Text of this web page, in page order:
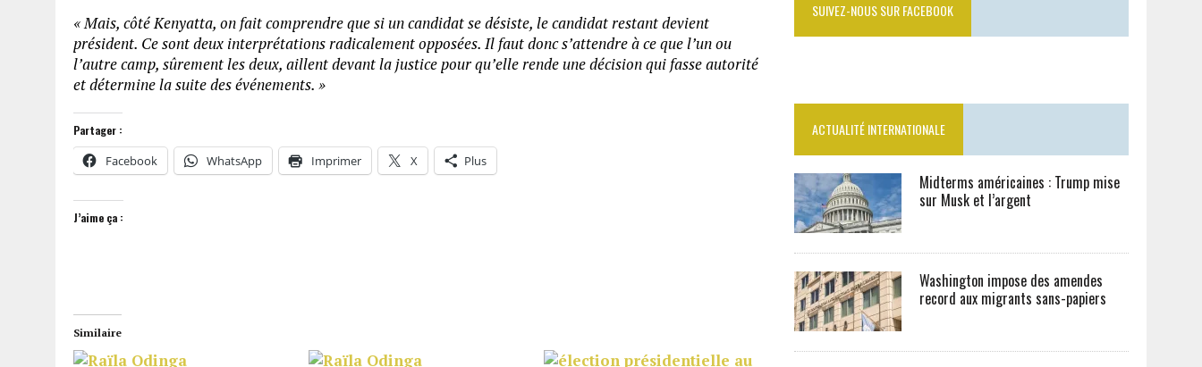
« Mais, côté Kenyatta, on fait comprendre que si un candidat se désiste, le candidat restant devient
président. Ce sont deux interprétations radicalement opposées. Il faut donc s’attendre à ce que l’un ou
l’autre camp, sûrement les deux, aillent devant la justice pour qu’elle rende une décision qui fasse autorité
et détermine la suite des événements. »
Partager :
Facebook WhatsApp Imprimer X Plus
J’aime ça :
Similaire
SUIVEZ-NOUS SUR FACEBOOK
ACTUALITÉ INTERNATIONALE
Midterms américaines : Trump mise
sur Musk et l’argent
Washington impose des amendes
record aux migrants sans-papiers